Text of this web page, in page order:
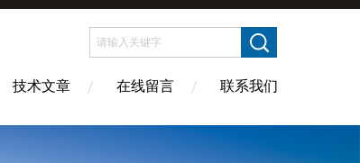
技术文章 在线留言 联系我们